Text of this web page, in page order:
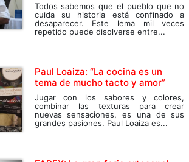
Todos sabemos que el pueblo que no
cuida su historia está confinado a
desaparecer. Este lema mil veces
repetido puede disolverse entre...
Paul Loaiza: “La cocina es un
tema de mucho tacto y amor”
Jugar con los sabores y colores,
combinar las texturas para crear
nuevas sensaciones, es una de sus
grandes pasiones. Paul Loaiza es...